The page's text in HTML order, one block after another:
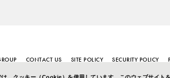
CONTACT US SITE POLICY SECURITY POLICY